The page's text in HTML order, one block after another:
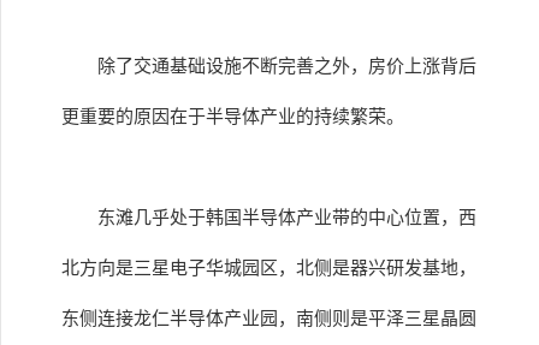
除了交通基础设施不断完善之外，房价上涨背后
更重要的原因在于半导体产业的持续繁荣。
东滩几乎处于韩国半导体产业带的中心位置，西
北方向是三星电子华城园区，北侧是器兴研发基地，
东侧连接龙仁半导体产业园，南侧则是平泽三星晶圆